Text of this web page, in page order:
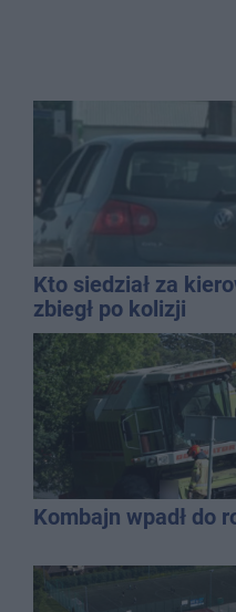
Kto siedział za
zbiegł po kolizji
Kombajn wpadł do